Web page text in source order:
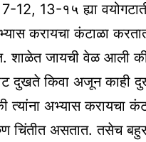
12, 13-१५ ह्या
करायचा कंटाळा
शाळेत जायची वेळ आली की
दुखते किवा अजून काही
अभ्यास करायचा
चिंतीत असतात. तसेच